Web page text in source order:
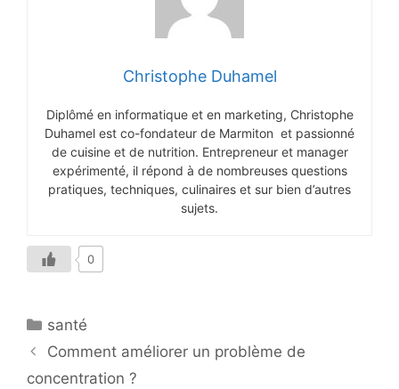
Christophe Duhamel
Diplômé en informatique et en marketing, Christophe
Duhamel est co-fondateur de Marmiton et passionné
de cuisine et de nutrition. Entrepreneur et manager
expérimenté, il répond à de nombreuses questions
pratiques, techniques, culinaires et sur bien d’autres
sujets.
0
Catégories
santé
Comment améliorer un problème de
concentration ?